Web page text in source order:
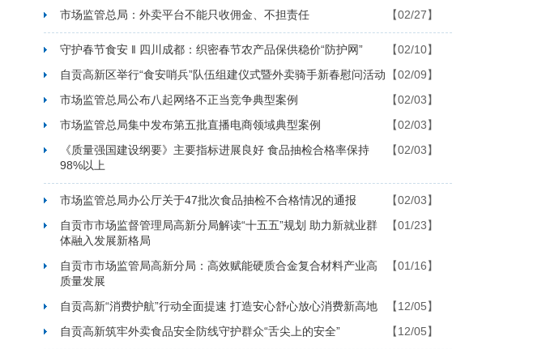
市场监管总局：外卖平台不能只收佣金、不担责任
【02/27】
守护春节食安 ‖ 四川成都：织密春节农产品保供稳价“防护网”
【02/10】
自贡高新区举行“食安哨兵”队伍组建仪式暨外卖骑手新春慰问活动
【02/09】
市场监管总局公布八起网络不正当竞争典型案例
【02/03】
市场监管总局集中发布第五批直播电商领域典型案例
【02/03】
《质量强国建设纲要》主要指标进展良好 食品抽检合格率保持
98%以上
【02/03】
市场监管总局办公厅关于47批次食品抽检不合格情况的通报
【02/03】
自贡市市场监督管理局高新分局解读“十五五”规划 助力新就业群
体融入发展新格局
【01/23】
自贡市市场监管局高新分局：高效赋能硬质合金复合材料产业高
质量发展
【01/16】
自贡高新“消费护航”行动全面提速 打造安心舒心放心消费新高地
【12/05】
自贡高新筑牢外卖食品安全防线守护群众“舌尖上的安全”
【12/05】